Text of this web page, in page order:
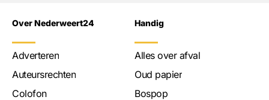
Over Nederweert24
Adverteren
Auteursrechten
Colofon
Handig
Alles over afval
Oud papier
Bospop